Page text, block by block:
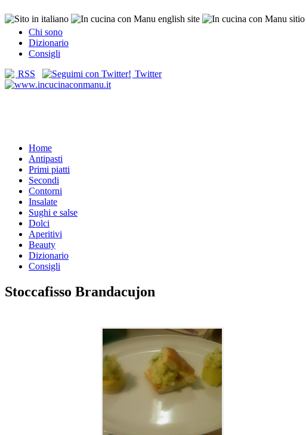
Chi sono
Dizionario
Consigli
RSS
Twitter
Home
Antipasti
Primi piatti
Secondi
Contorni
Insalate
Sughi e salse
Dolci
Aperitivi
Beauty
Dizionario
Consigli
Stoccafisso Brandacujon